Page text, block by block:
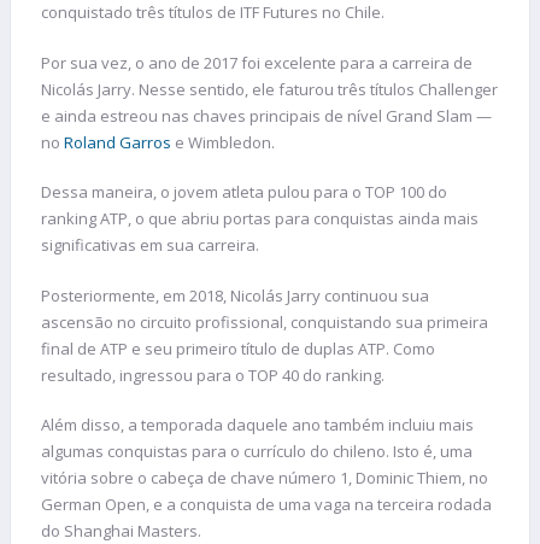
conquistado três títulos de ITF Futures no Chile.
Por sua vez, o ano de 2017 foi excelente para a carreira de
Nicolás Jarry. Nesse sentido, ele faturou três títulos Challenger
e ainda estreou nas chaves principais de nível Grand Slam —
no Roland Garros e Wimbledon.
Dessa maneira, o jovem atleta pulou para o TOP 100 do
ranking ATP, o que abriu portas para conquistas ainda mais
significativas em sua carreira.
Posteriormente, em 2018, Nicolás Jarry continuou sua
ascensão no circuito profissional, conquistando sua primeira
final de ATP e seu primeiro título de duplas ATP. Como
resultado, ingressou para o TOP 40 do ranking.
Além disso, a temporada daquele ano também incluiu mais
algumas conquistas para o currículo do chileno. Isto é, uma
vitória sobre o cabeça de chave número 1, Dominic Thiem, no
German Open, e a conquista de uma vaga na terceira rodada
do Shanghai Masters.